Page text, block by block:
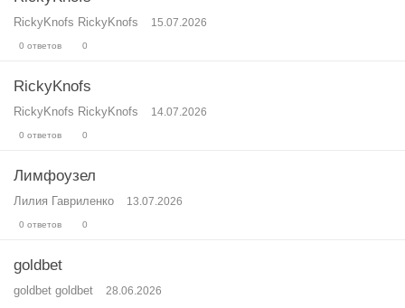
RickyKnofs RickyKnofs 15.07.2026
0 ответов 0
RickyKnofs
RickyKnofs RickyKnofs 14.07.2026
0 ответов 0
Лимфоузел
Лилия Гавриленко 13.07.2026
0 ответов 0
goldbet
goldbet goldbet 28.06.2026